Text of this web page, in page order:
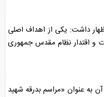
داشت: یکی از اهداف اصلی
و اقتدار نظام مقدس جمهوری
به عنوان «مراسم بدرقه شهید